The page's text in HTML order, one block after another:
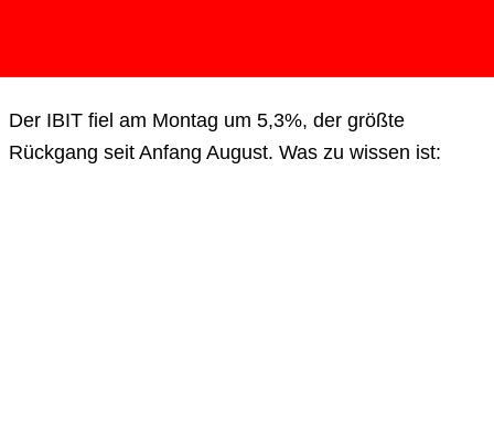
Der IBIT fiel am Montag um 5,3%, der größte
Rückgang seit Anfang August. Was zu wissen ist: